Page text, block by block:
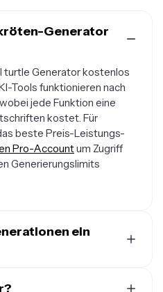
Generator
turtle Generator kostenlos
Tools funktionieren nach
jede Funktion eine
kostet. Für
beste Preis-Leistungs-
Pro-Accountum Zugriff
Generierungslimits
ein
KI-generierter